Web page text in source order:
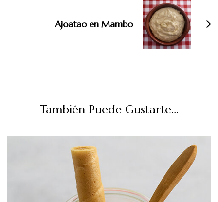
Ajoatao en Mambo
También Puede Gustarte...